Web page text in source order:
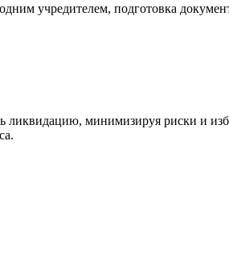
учредителем, подготовка
минимизируя риски и